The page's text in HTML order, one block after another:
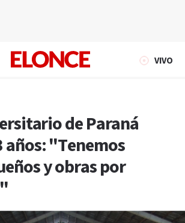
VIVO
de Paraná
años: "Tenemos
y obras por